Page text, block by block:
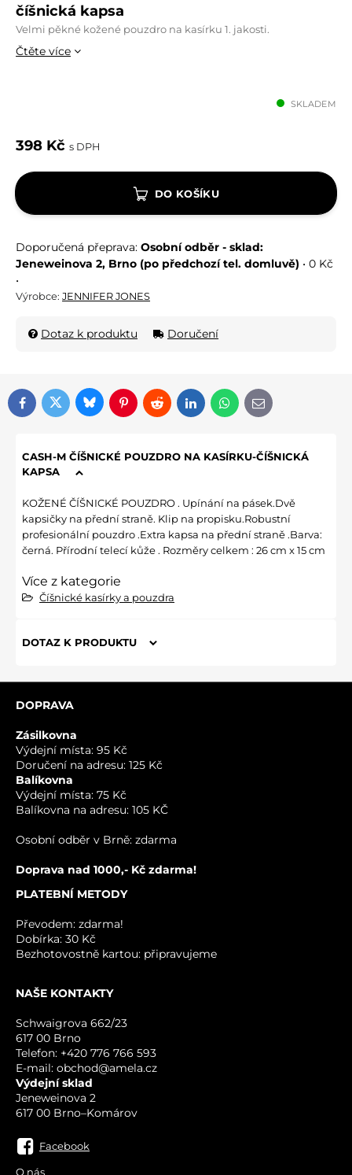
číšnická kapsa
Velmi pěkné kožené pouzdro na kasírku 1. jakosti.
Čtěte více
SKLADEM
398 Kčs DPH
DO KOŠÍKU
Osobní odběr - sklad:
Jeneweinova 2, Brno (po předchozí tel. domluvě) •0 Kč
•
Výrobce: JENNIFER JONES
Dotaz k produktu Doručení
FacebookTwitterBlueskyPinterestRedditLinkedInWhatsApp
E-mail
CASH-M ČÍŠNICKÉ POUZDRO NA KASÍRKU-ČÍŠNICKÁ
KAPSA
KOŽENÉ ČÍŠNICKÉ POUZDRO . Upínání na pásek.Dvě
kapsičky na přední straně. Klip na propisku.Robustní
profesionální pouzdro .Extra kapsa na přední straně .Barva:
černá. Přírodní telecí kůže . Rozměry celkem : 26 cm x 15 cm
Více z kategorie
Číšnické kasírky a pouzdra
DOTAZ K PRODUKTU
VÁŠ E-MAIL
DOPRAVA
Zásilkovna
Výdejní místa: 95 Kč
Doručení na adresu: 125 Kč
Balíkovna
Výdejní místa: 75 Kč
Balíkovna na adresu: 105 KČ
Osobní odběr v Brně: zdarma
Doprava nad 1000,- Kč zdarma!
PLATEBNÍ METODY
Převodem: zdarma!
Dobírka: 30 Kč
Bezhotovostně kartou: připravujeme
NAŠE KONTAKTY
Schwaigrova 662/23
617 00 Brno
Telefon: +420 776 766 593
E-mail: obchod@amela.cz
Výdejní sklad
Jeneweinova 2
617 00 Brno–Komárov
Facebook
O nás